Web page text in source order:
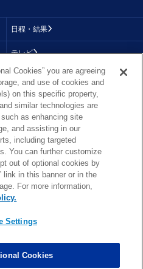
日程・結果
テレビ
画像
順位表
About NFL
特集
い合わせ FAQ
/ PHOTO BY Getty Images
Cookies” you are agreeing
and use of cookies and
on this specific property,
similar technologies are
as enhancing site
and assisting in our
including targeted
You can further customize
out of optional cookies by
link in this banner or in the
For more information,
Settings
Cookies